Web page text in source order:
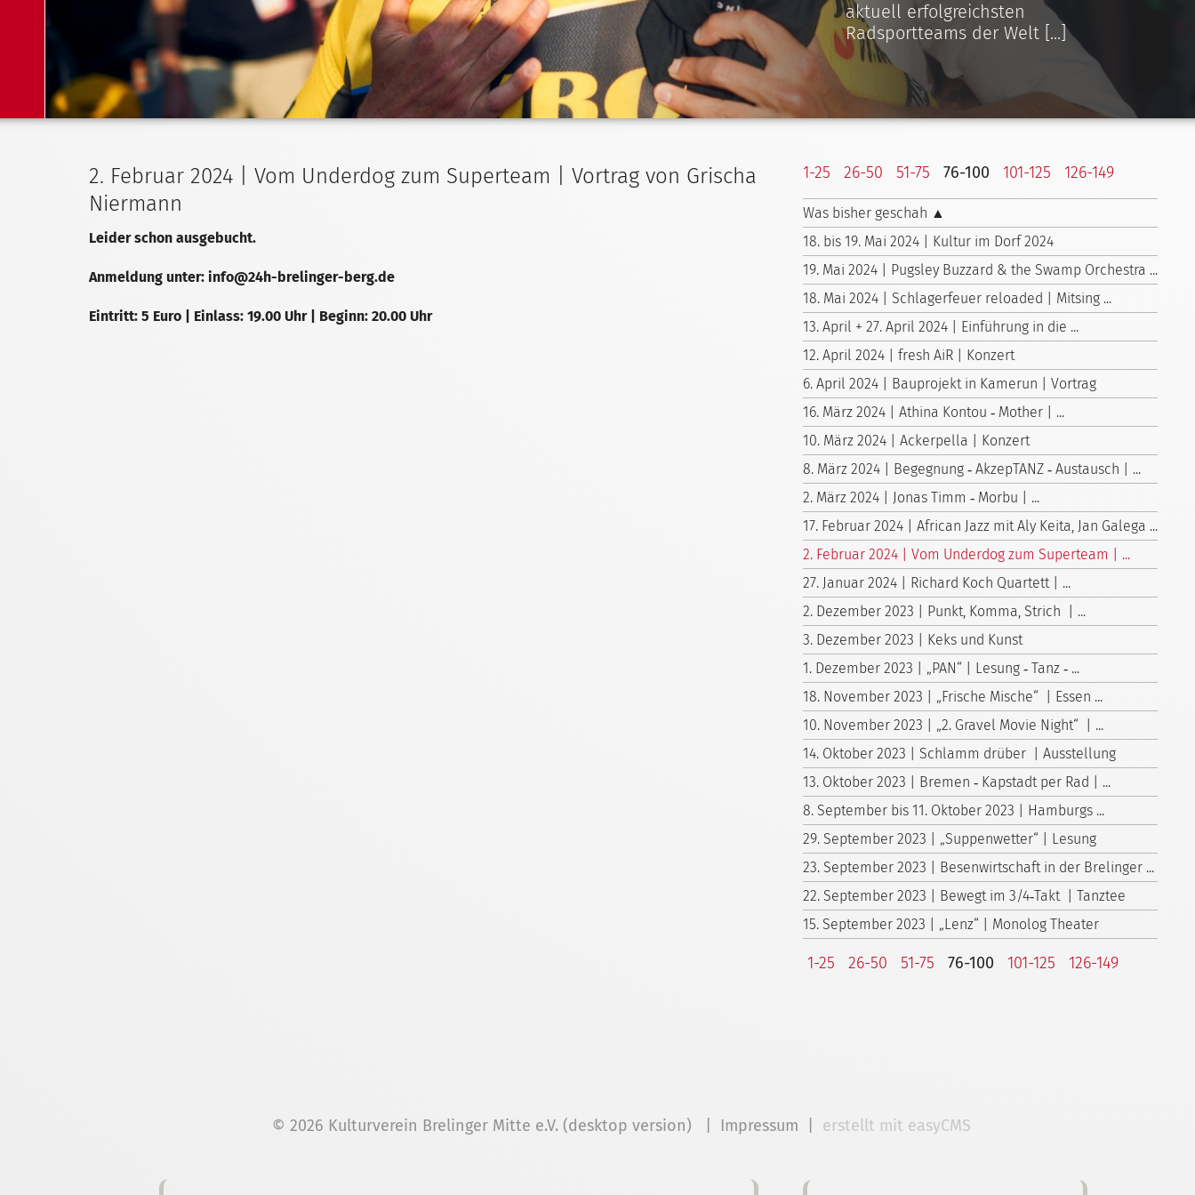
aktuell erfolgreichsten
Radsportteams der Welt [...]
1-25 26-50 51-75 76-100 101-125 126-149
Was bisher geschah ▲
18. bis 19. Mai 2024 | Kultur im Dorf 2024
19. Mai 2024 | Pugsley Buzzard & the Swamp Orchestra ...
18. Mai 2024 | Schlagerfeuer reloaded | Mitsing ...
13. April + 27. April 2024 | Einführung in die ...
12. April 2024 | fresh AiR | Konzert
6. April 2024 | Bauprojekt in Kamerun | Vortrag
16. März 2024 | Athina Kontou ‑ Mother | ...
10. März 2024 | Ackerpella | Konzert
8. März 2024 | Begegnung ‑ AkzepTANZ ‑ Austausch | ...
2. März 2024 | Jonas Timm ‑ Morbu | ...
17. Februar 2024 | African Jazz mit Aly Keita, Jan Galega ...
2. Februar 2024 | Vom Underdog zum Superteam | ...
27. Januar 2024 | Richard Koch Quartett | ...
2. Dezember 2023 | Punkt, Komma, Strich | ...
3. Dezember 2023 | Keks und Kunst
1. Dezember 2023 | „PAN“ | Lesung ‑ Tanz ‑ ...
18. November 2023 | „Frische Mische“ | Essen ...
10. November 2023 | „2. Gravel Movie Night“ | ...
14. Oktober 2023 | Schlamm drüber | Ausstellung
13. Oktober 2023 | Bremen ‑ Kapstadt per Rad | ...
8. September bis 11. Oktober 2023 | Hamburgs ...
29. September 2023 | „Suppenwetter“ | Lesung
23. September 2023 | Besenwirtschaft in der Brelinger ...
22. September 2023 | Bewegt im 3/4‑Takt | Tanztee
15. September 2023 | „Lenz“ | Monolog Theater
1-25 26-50 51-75 76-100 101-125 126-149
2. Februar 2024 | Vom Underdog zum Superteam | Vortrag von Grischa
Niermann
Leider schon ausgebucht.
Anmeldung unter: info@24h-brelinger-berg.de
Eintritt: 5 Euro | Einlass: 19.00 Uhr | Beginn: 20.00 Uhr
© 2026 Kulturverein Brelinger Mitte e.V. (desktop version) | Impressum erstellt mit easyCMS